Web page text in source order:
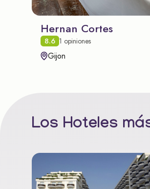
Hernan Cortes
8.6 1 opiniones
Gijon
Los Hoteles